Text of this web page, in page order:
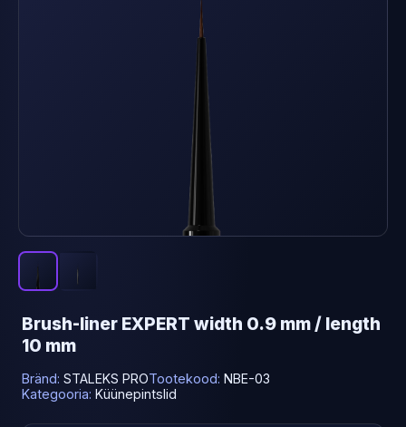
Brush-liner EXPERT width 0.9 mm / length
10 mm
Bränd: STALEKS PROTootekood: NBE-03
Kategooria: Küünepintslid